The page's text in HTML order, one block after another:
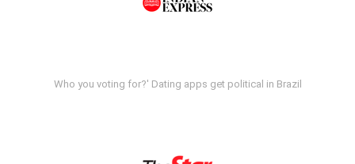
Who you voting for?' Dating apps get political in Brazil